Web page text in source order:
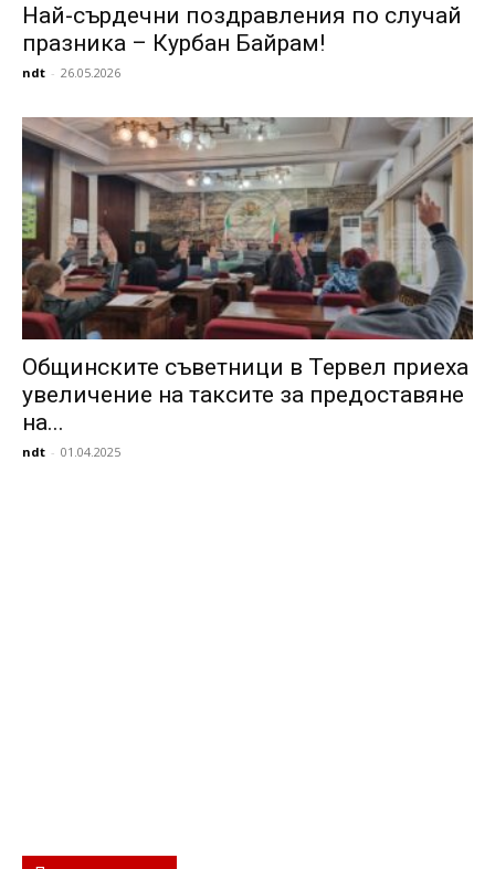
Най-сърдечни поздравления по случай
празника – Курбан Байрам!
ndt - 26.05.2026
Общинските съветници в Тервел приеха
увеличение на таксите за предоставяне
на...
ndt - 01.04.2025